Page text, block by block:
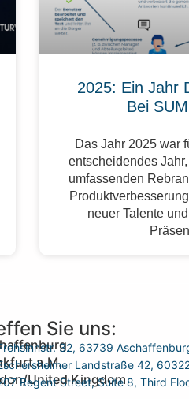
2025: Ein Jahr
Bei
Das Jahr 2025 war
entscheidendes
umfassenden
neuer Talente
Sie uns:
32, 63739
a.M. Landstraße 42,
United Kingdom
Regent Street, Suite 8, Third